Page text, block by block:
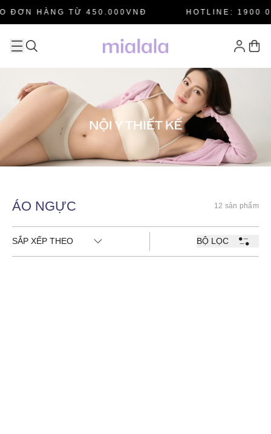
ĐƠN HÀNG TỪ 450.000VNĐ HOTLINE: 1900
ÁO NGỰC 12 sản phẩm
SẮP XẾP THEO BỘ LỌC